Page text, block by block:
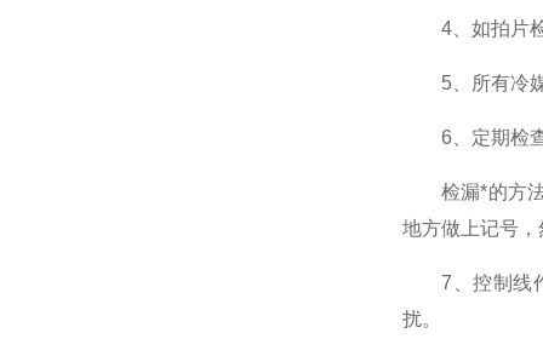
4、如拍片检
5、所有冷媒
6、定期检查
检漏*的方法
地方做上记号
7、控制线作
扰。